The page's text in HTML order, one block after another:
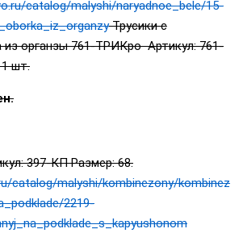
catalog/malyshi/naryadnoe_bele/15-
Трусики с
из органзы 761-ТРИКро Артикул: 761-
шт.
397-КП Размер: 68.
catalog/malyshi/kombinezony/kombinez
2219-